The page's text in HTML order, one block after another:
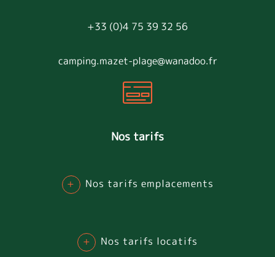
+33 (0)4 75 39 32 56
camping.mazet-plage@wanadoo.fr
Nos tarifs
+ Nos tarifs emplacements
+ Nos tarifs locatifs